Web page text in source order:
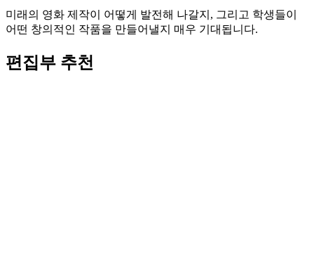
미래의 영화 제작이 어떻게 발전해 나갈지, 그리고 학생들이
어떤 창의적인 작품을 만들어낼지 매우 기대됩니다.
편집부 추천